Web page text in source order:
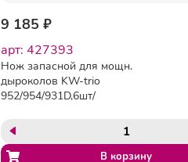
9 185 ₽
арт: 427393
Нож запасной для мощн.
дыроколов KW-trio
952/954/931D,6шт/